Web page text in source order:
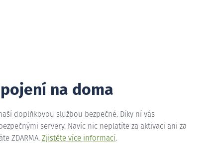
na doma
doplňkovou službou bezpečné. Díky ní vás
servery. Navíc nic neplatíte za aktivaci ani za
ZDARMA. Zjistěte více informací.